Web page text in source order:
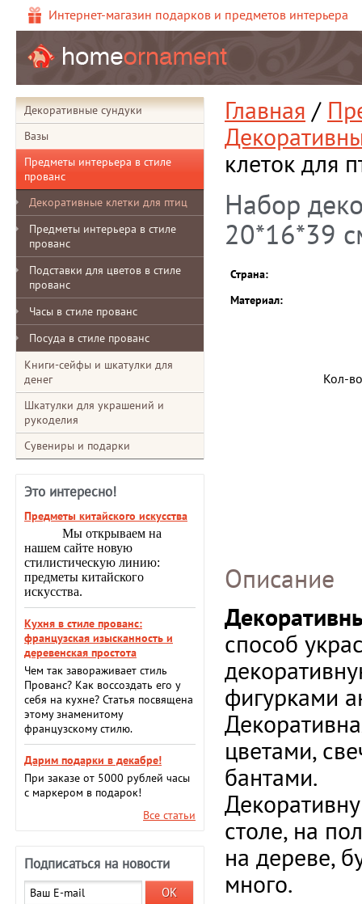
Интернет-магазин подарков и предметов интерьера
Главная /
клеток для
Набор
20*16*39
Страна:
Материал:
Кол-
Описание
способ
фигурками
цветами,
бантами.
столе, на
на дереве,
много.
Декоративные сундуки
Вазы
Предметы интерьера в стиле
прованс
Декоративные клетки для птиц
Предметы интерьера в стиле
прованс
Подставки для цветов в стиле
прованс
Часы в стиле прованс
Посуда в стиле прованс
Книги-сейфы и шкатулки для
денег
Шкатулки для украшений и
рукоделия
Сувениры и подарки
Это интересно!
Предметы китайского искусства
Мы открываем на
нашем сайте новую
стилистическую линию:
предметы китайского
искусства.
Кухня в стиле прованс:
французская изысканность и
деревенская простота
Чем так завораживает стиль
Прованс? Как воссоздать его у
себя на кухне? Статья посвящена
этому знаменитому
французскому стилю.
Дарим подарки в декабре!
При заказе от 5000 рублей часы
с маркером в подарок!
Все статьи
Подписаться на новости